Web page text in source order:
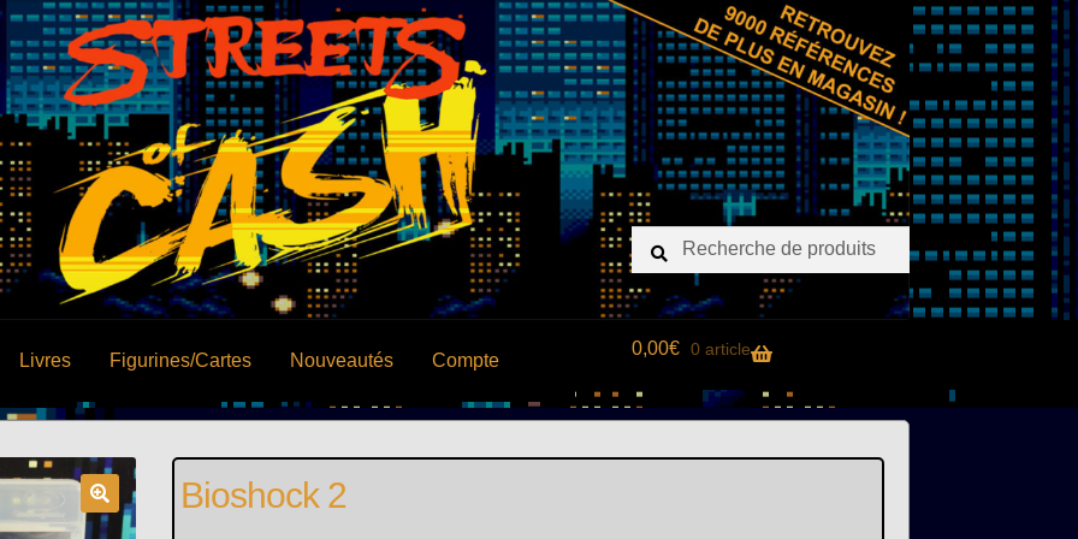
Recherche
pour :
Recherche
Livres Figurines/Cartes Nouveautés Compte
0,00€ 0 article
Bioshock 2